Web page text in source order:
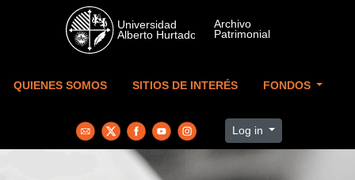
Skip to main content
QUIENES SOMOS SITIOS DE INTERÉS FONDOS
Log in